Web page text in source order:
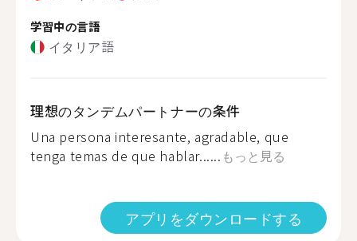
学習中の言語
イタリア語
理想のタンデムパートナーの条件
Una persona interesante, agradable, que
tenga temas de que hablar...... もっと見る
アプリをダウンロードする